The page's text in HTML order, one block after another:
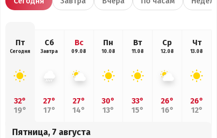
Пт
Сегодня
32°
19°
Сб
Завтра
27°
17°
Вс
09.08
27°
14°
Пн
10.08
30°
13°
Вт
11.08
33°
15°
Ср
12.08
26°
16°
Чт
13.08
26°
12°
Пятница, 7 августа